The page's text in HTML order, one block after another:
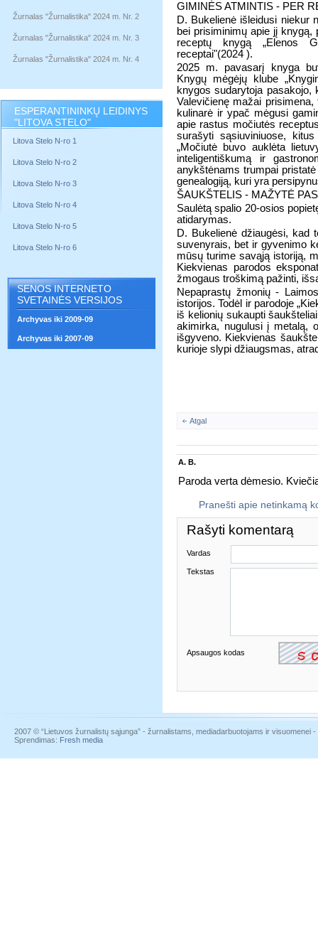
Žurnalas "Žurnalistika" 2024 m. Nr. 2
Žurnalas "Žurnalistika" 2024 m. Nr. 3
Žurnalas "Žurnalistika" 2024 m. Nr. 4
ESPERANTININKŲ LEIDINYS
"LITOVA STELO"
Litova Stelo N-ro 1
Litova Stelo N-ro 2
Litova Stelo N-ro 3
Litova Stelo N-ro 4
Litova Stelo N-ro 5
Litova Stelo N-ro 6
SENOS INTERNETO
SVETAINĖS VERSIJOS
Archyvas iki 2009-09
Archyvas iki 2007-09
GIMINĖS ATMINTIS - PER
D. Bukelienė išleidusi niekur
bei prisiminimų apie jį
receptų knygą „Elenos
receptai"(2024 ).
2025 m. pavasarį knyga
Knygų mėgėjų klube
knygos sudarytoja pasakojo,
Valevičienę mažai
kulinarė ir ypač mėgusi
apie rastus močiutės
surašyti sąsiuviniuose,
„Močiutė buvo auklėta
inteligentiškumą ir
anykštėnams trumpai
genealogiją, kuri yra
ŠAUKŠTELIS - MAŽYTĖ
Saulėtą spalio 20-osios
atidarymas.
D. Bukelienė džiaugėsi, kad
suvenyrais, bet ir gyvenimo
mūsų turime savąją istoriją,
Kiekvienas parodos
žmogaus troškimą pažinti,
Nepaprastų žmonių -
istorijos. Todėl ir parodoje
iš kelionių sukaupti
akimirka, nugulusi į metalą,
išgyveno. Kiekvienas
kurioje slypi džiaugsmas,
Atgal
A. B.
Paroda verta dėmesio.
Pranešti apie netinkamą
Rašyti komentarą
Vardas
Tekstas
Apsaugos kodas
2007 © “Lietuvos žurnalistų sąjunga” - žurnalistams, mediadarbuotojams ir visuomenei
Sprendimas: Fresh media